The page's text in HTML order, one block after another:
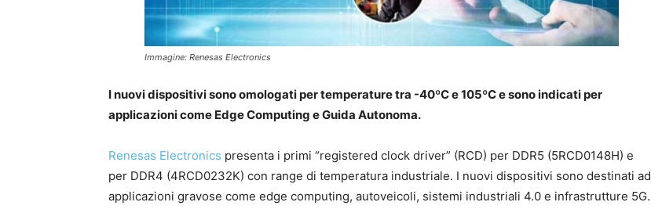
Immagine: Renesas Electronics
I nuovi dispositivi sono omologati per temperature tra -40ºC e 105ºC e sono indicati per
applicazioni come Edge Computing e Guida Autonoma.
Renesas Electronics presenta i primi “registered clock driver” (RCD) per DDR5 (5RCD0148H) e
per DDR4 (4RCD0232K) con range di temperatura industriale. I nuovi dispositivi sono destinati ad
applicazioni gravose come edge computing, autoveicoli, sistemi industriali 4.0 e infrastrutture 5G.